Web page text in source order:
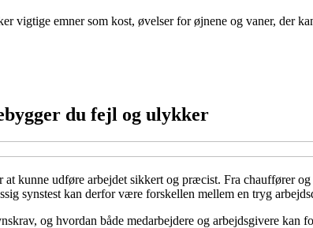
vigtige emner som kost, øvelser for øjnene og vaner, der
du fejl og ulykker
kunne udføre arbejdet sikkert og præcist. Fra chauffører
synstest kan derfor være forskellen mellem en tryg
og hvordan både medarbejdere og arbejdsgivere